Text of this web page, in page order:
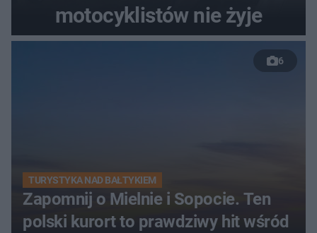
motocyklistów nie żyje
6
TURYSTYKA NAD BAŁTYKIEM
Zapomnij o Mielnie i Sopocie. Ten
polski kurort to prawdziwy hit wśród